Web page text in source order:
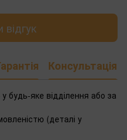
Консультація
у будь-яке відділення або за
(деталі у